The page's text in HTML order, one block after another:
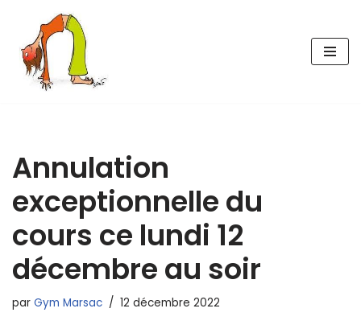
Aller
au
contenu
Annulation
exceptionnelle du
cours ce lundi 12
décembre au soir
par Gym Marsac 12 décembre 2022